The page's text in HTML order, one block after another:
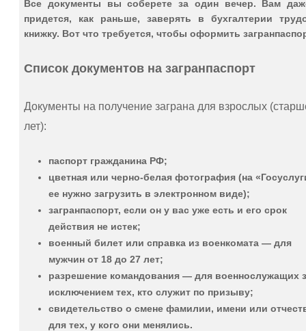
Все документы вы соберете за один вечер. Вам
придется, как раньше, заверять в бухгалтерии
книжку. Вот что требуется, чтобы оформить
Список документов на загранпаспорт
Документы на получение заграна для взрослых
лет):
паспорт гражданина РФ;
цветная или черно-белая фотография (на
ее нужно загрузить в электронном виде);
загранпаспорт, если он у вас уже есть и его срок
действия не истек;
военный билет или справка из военкомата — для
мужчин от 18 до 27 лет;
разрешение командования — для военнослужащих
исключением тех, кто служит по призыву;
свидетельство о cмене фамилии, имени или
для тех, у кого они менялись.